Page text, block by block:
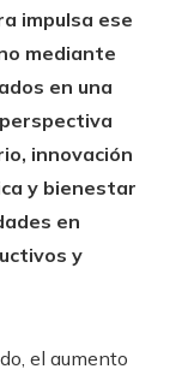
impulsa ese
mediante
en una
innovación
y bienestar
en
y
el aumento